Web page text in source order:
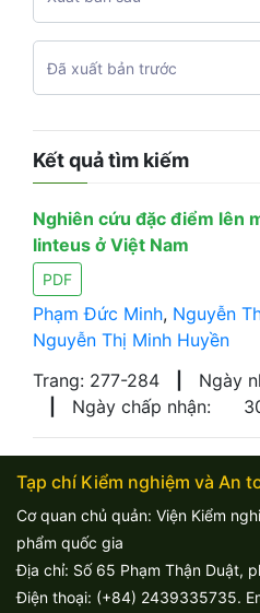
Kết quả tìm kiếm
Nghiên cứu đặc điểm lên
linteus ở Việt Nam
PDF
Phạm Đức Minh, Nguyễn
Nguyễn Thị Minh Huyền
Trang: 277-284
Ngày
Ngày chấp nhận:
Tạp chí Kiểm nghiệm và An
Cơ quan chủ quản: Viện Kiểm
phẩm quốc gia
Địa chỉ: Số 65 Phạm Thận Duật,
Điện thoại: (+84) 2439335735.